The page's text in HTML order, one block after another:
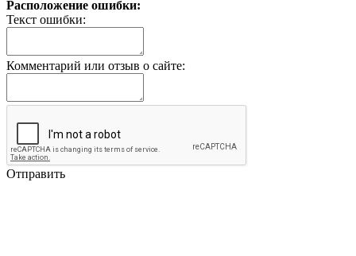
Расположение ошибки:
Текст ошибки:
Комментарий или отзыв о сайте:
Отправить